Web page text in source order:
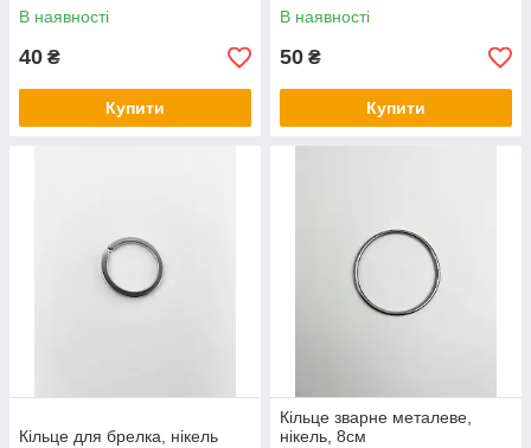
В наявності
40 ₴
Купити
В наявності
50 ₴
Купити
Кільце для брелка, нікель
Кільце зварне металеве,
нікель, 8см